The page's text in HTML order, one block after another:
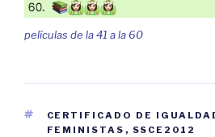
películas de la 41 a la 60
ETIQUETAS
CERTIFICADO DE
FEMINISTAS , SSCE2012